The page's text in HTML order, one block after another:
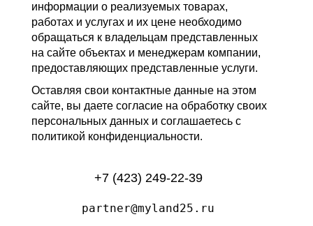
информации о реализуемых товарах,
работах и услугах и их цене необходимо
обращаться к владельцам представленных
на сайте объектах и менеджерам компании,
предоставляющих представленные услуги.
Оставляя свои контактные данные на этом
сайте, вы даете согласие на обработку своих
персональных данных и соглашаетесь с
политикой конфиденциальности.
+7 (423) 249-22-39
partner@myland25.ru